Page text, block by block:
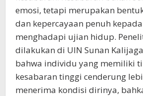
emosi, tetapi merupakan
dan kepercayaan penuh
menghadapi ujian hidup.
dilakukan di UIN Sunan
bahwa individu yang memiliki
kesabaran tinggi cenderung
menerima kondisi dirinya,